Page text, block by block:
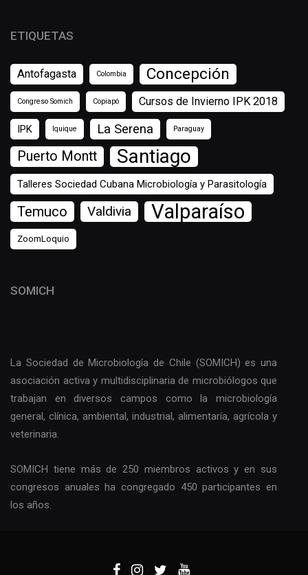
SOMICH
La Sociedad de Microbiología de Chile (SOMICH) es una
asociación activa y multidisciplinaria de microbiólogos que
trabajan en diversos campos como la microbiología
general, clínica, ambiental, industrial, alimentaría, agrícola y
veterinaria.
SOMICH tiene más de 250 miembros activos y en sus
congresos anuales ha congregado 450 participantes en
los años.
ETIQUETAS
Antofagasta Colombia Concepción
Congreso Somich Copiapó Cursos de Invierno IPK 2018
IPK Iquique La Serena Paraguay
Puerto Montt Santiago
Talleres Sociedad Cubana Microbiología y Parasitología
Temuco Valdivia Valparaíso
ZoomLoquio